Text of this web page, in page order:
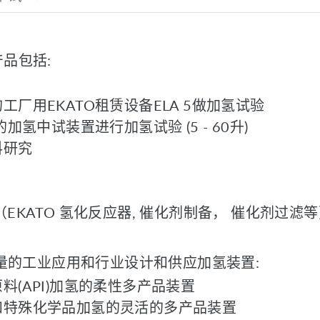
包括:
厂用EKATO租赁设备ELA 5做加氢试验
加氢中试装置进行加氢试验 (5 - 60升)
究
EKATO 氢化反应器, 催化剂制备， 催化剂过滤
的工业应用和行业设计和供应加氢装置:
(API)加氢的柔性多产品装置
殊化学品加氢的灵活的多产品装置